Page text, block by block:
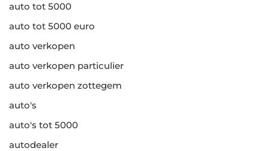
auto tot 5000
auto tot 5000 euro
auto verkopen
auto verkopen particulier
auto verkopen zottegem
auto's
auto's tot 5000
autodealer